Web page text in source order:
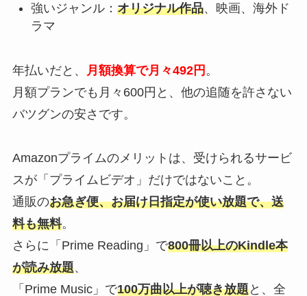
強いジャンル： オリジナル作品、映画、海外ド
ラマ
年払いだと、 月額換算で月々492円 。
月額プランでも月々600円と、他の追随を許さない
バツグンの安さです。
Amazonプライムのメリットは、受けられるサービ
スが「プライムビデオ」だけではないこと。
通販のお急ぎ便、お届け日指定が使い放題で、送
料も無料。
さらに「Prime Reading」で800冊以上のKindle本
が読み放題、
「Prime Music」で100万曲以上が聴き放題と、全